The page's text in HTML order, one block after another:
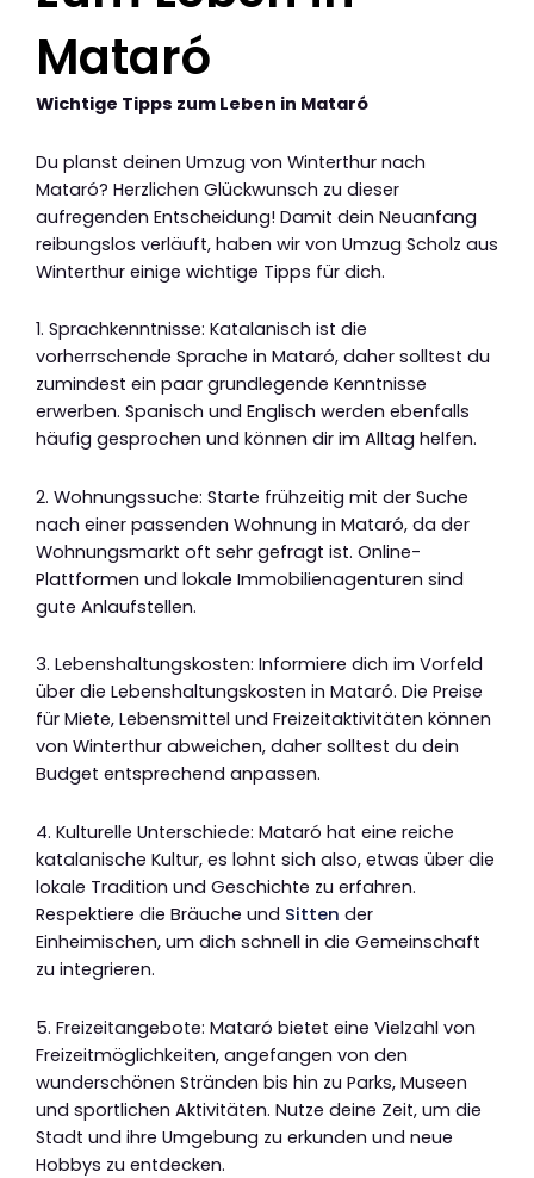
Mataró
Wichtige Tipps zum Leben in Mataró
Du planst deinen Umzug von Winterthur nach
Mataró? Herzlichen Glückwunsch zu dieser
aufregenden Entscheidung! Damit dein Neuanfang
reibungslos verläuft, haben wir von Umzug Scholz aus
Winterthur einige wichtige Tipps für dich.
1. Sprachkenntnisse: Katalanisch ist die
vorherrschende Sprache in Mataró, daher solltest du
zumindest ein paar grundlegende Kenntnisse
erwerben. Spanisch und Englisch werden ebenfalls
häufig gesprochen und können dir im Alltag helfen.
2. Wohnungssuche: Starte frühzeitig mit der Suche
nach einer passenden Wohnung in Mataró, da der
Wohnungsmarkt oft sehr gefragt ist. Online-
Plattformen und lokale Immobilienagenturen sind
gute Anlaufstellen.
3. Lebenshaltungskosten: Informiere dich im Vorfeld
über die Lebenshaltungskosten in Mataró. Die Preise
für Miete, Lebensmittel und Freizeitaktivitäten können
von Winterthur abweichen, daher solltest du dein
Budget entsprechend anpassen.
4. Kulturelle Unterschiede: Mataró hat eine reiche
katalanische Kultur, es lohnt sich also, etwas über die
lokale Tradition und Geschichte zu erfahren.
Respektiere die Bräuche und Sitten der
Einheimischen, um dich schnell in die Gemeinschaft
zu integrieren.
5. Freizeitangebote: Mataró bietet eine Vielzahl von
Freizeitmöglichkeiten, angefangen von den
wunderschönen Stränden bis hin zu Parks, Museen
und sportlichen Aktivitäten. Nutze deine Zeit, um die
Stadt und ihre Umgebung zu erkunden und neue
Hobbys zu entdecken.